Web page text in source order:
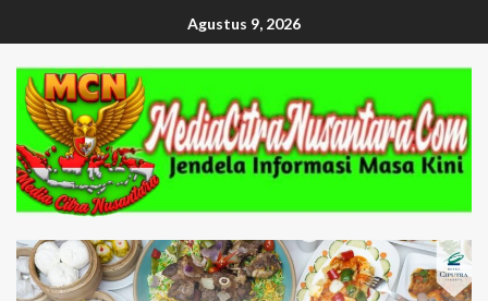
Agustus 9, 2026